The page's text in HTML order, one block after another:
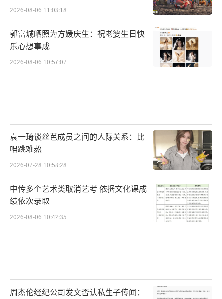
2026-08-06 11:03:18
郭富城晒照为方媛庆生：祝老婆生日快
乐心想事成
2026-08-06 10:57:07
袁一琦谈丝芭成员之间的人际关系：比
唱跳难熬
2026-07-28 10:58:28
中传多个艺术类取消艺考 依据文化课成
绩依次录取
2026-08-06 10:42:35
周杰伦经纪公司发文否认私生子传闻：